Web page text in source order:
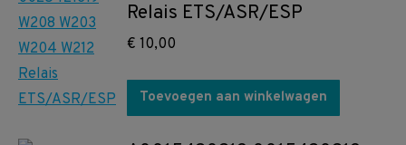
Relais ETS/ASR/ESP
€ 10,00
Toevoegen aan winkelwagen